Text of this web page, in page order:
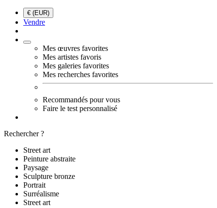
€ (EUR)
Vendre
Mes œuvres favorites
Mes artistes favoris
Mes galeries favorites
Mes recherches favorites
Recommandés pour vous
Faire le test personnalisé
Rechercher ?
Street art
Peinture abstraite
Paysage
Sculpture bronze
Portrait
Surréalisme
Street art